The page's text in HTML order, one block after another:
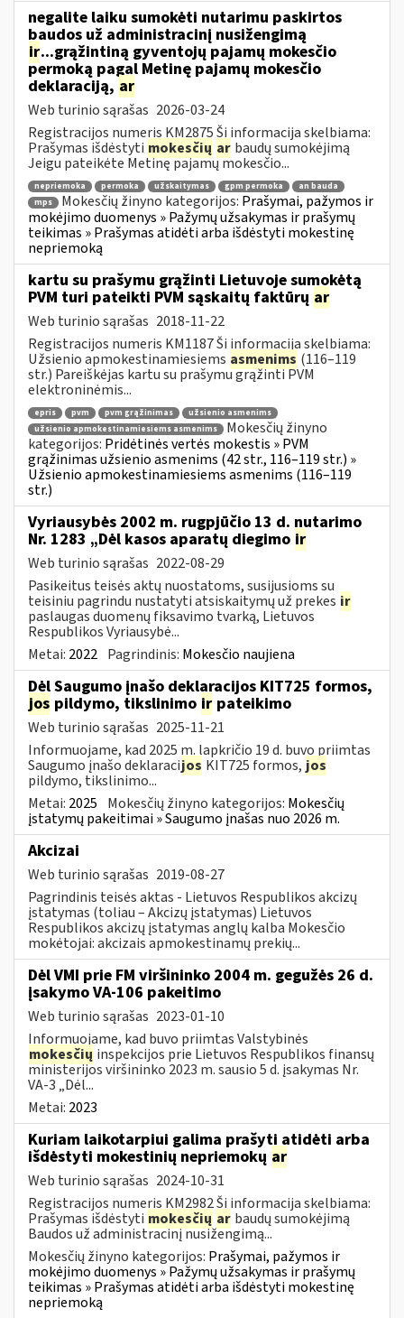
negalite laiku sumokėti nutarimu paskirtos
baudos už administracinį nusižengimą
ir...grąžintiną gyventojų pajamų mokesčio
permoką pagal Metinę pajamų mokesčio
deklaraciją, ar
Web turinio sąrašas 2026-03-24
Registracijos numeris KM2875 Ši informacija skelbiama:
Prašymas išdėstyti mokesčių ar baudų sumokėjimą
Jeigu pateikėte Metinę pajamų mokesčio...
nepriemoka permoka užskaitymas gpm permoka
an bauda
mps
Mokesčių žinyno kategorijos: Prašymai, pažymos ir
mokėjimo duomenys » Pažymų užsakymas ir prašymų
teikimas » Prašymas atidėti arba išdėstyti mokestinę
nepriemoką
kartu su prašymu grąžinti Lietuvoje sumokėtą
PVM turi pateikti PVM sąskaitų faktūrų ar
Web turinio sąrašas 2018-11-22
Registracijos numeris KM1187 Ši informacija skelbiama:
Užsienio apmokestinamiesiems asmenims (116–119
str.) Pareiškėjas kartu su prašymu grąžinti PVM
elektroninėmis...
epris pvm pvm grąžinimas
užsienio asmenims
užsienio apmokestinamiesiems asmenims
Mokesčių žinyno
kategorijos: Pridėtinės vertės mokestis » PVM
grąžinimas užsienio asmenims (42 str., 116–119 str.) »
Užsienio apmokestinamiesiems asmenims (116–119
str.)
Vyriausybės 2002 m. rugpjūčio 13 d. nutarimo
Nr. 1283 „Dėl kasos aparatų diegimo ir
Web turinio sąrašas 2022-08-29
Pasikeitus teisės aktų nuostatoms, susijusioms su
teisiniu pagrindu nustatyti atsiskaitymų už prekes ir
paslaugas duomenų fiksavimo tvarką, Lietuvos
Respublikos Vyriausybė...
Metai: 2022 Pagrindinis: Mokesčio naujiena
Dėl Saugumo įnašo deklaracijos KIT725 formos,
jos pildymo, tikslinimo ir pateikimo
Web turinio sąrašas 2025-11-21
Informuojame, kad 2025 m. lapkričio 19 d. buvo priimtas
Saugumo įnašo deklaracijos KIT725 formos, jos
pildymo, tikslinimo...
Metai: 2025 Mokesčių žinyno kategorijos: Mokesčių
įstatymų pakeitimai » Saugumo įnašas nuo 2026 m.
Akcizai
Web turinio sąrašas 2019-08-27
Pagrindinis teisės aktas - Lietuvos Respublikos akcizų
įstatymas (toliau – Akcizų įstatymas) Lietuvos
Respublikos akcizų įstatymas anglų kalba Mokesčio
mokėtojai: akcizais apmokestinamų prekių...
Dėl VMI prie FM viršininko 2004 m. gegužės 26 d.
įsakymo VA-106 pakeitimo
Web turinio sąrašas 2023-01-10
Informuojame, kad buvo priimtas Valstybinės
mokesčių inspekcijos prie Lietuvos Respublikos finansų
ministerijos viršininko 2023 m. sausio 5 d. įsakymas Nr.
VA-3 „Dėl...
Metai: 2023
Kuriam laikotarpiui galima prašyti atidėti arba
išdėstyti mokestinių nepriemokų ar
Web turinio sąrašas 2024-10-31
Registracijos numeris KM2982 Ši informacija skelbiama:
Prašymas išdėstyti mokesčių ar baudų sumokėjimą
Baudos už administracinį nusižengimą...
Mokesčių žinyno kategorijos: Prašymai, pažymos ir
mokėjimo duomenys » Pažymų užsakymas ir prašymų
teikimas » Prašymas atidėti arba išdėstyti mokestinę
nepriemoką